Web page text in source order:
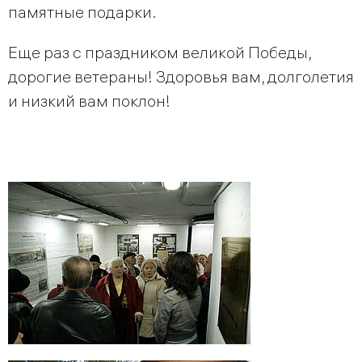
памятные подарки.
Еще раз с праздником великой Победы,
дорогие ветераны! Здоровья вам, долголетия
и низкий вам поклон!